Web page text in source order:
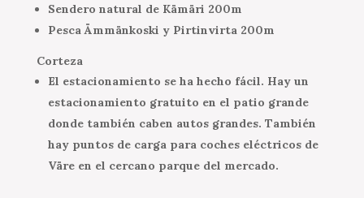
Sendero natural de Kämäri 200m
Pesca Ämmänkoski y Pirtinvirta 200m
Corteza
El estacionamiento se ha hecho fácil. Hay un
estacionamiento gratuito en el patio grande
donde también caben autos grandes. También
hay puntos de carga para coches eléctricos de
Väre en el cercano parque del mercado.